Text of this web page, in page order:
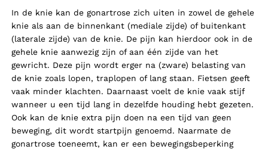
In de knie kan de gonartrose zich uiten in zowel de gehele
knie als aan de binnenkant (mediale zijde) of buitenkant
(laterale zijde) van de knie. De pijn kan hierdoor ook in de
gehele knie aanwezig zijn of aan één zijde van het
gewricht. Deze pijn wordt erger na (zware) belasting van
de knie zoals lopen, traplopen of lang staan. Fietsen geeft
vaak minder klachten. Daarnaast voelt de knie vaak stijf
wanneer u een tijd lang in dezelfde houding hebt gezeten.
Ook kan de knie extra pijn doen na een tijd van geen
beweging, dit wordt startpijn genoemd. Naarmate de
gonartrose toeneemt, kan er een bewegingsbeperking